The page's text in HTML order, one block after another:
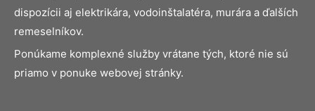
dispozícii aj elektrikára, vodoinštalatéra, murára a ďalších
remeselníkov.
Ponúkame komplexné služby vrátane tých, ktoré nie sú
priamo v ponuke webovej stránky.